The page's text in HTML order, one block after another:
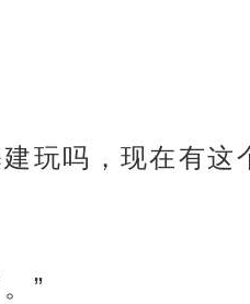
玩吗，现在有这
”